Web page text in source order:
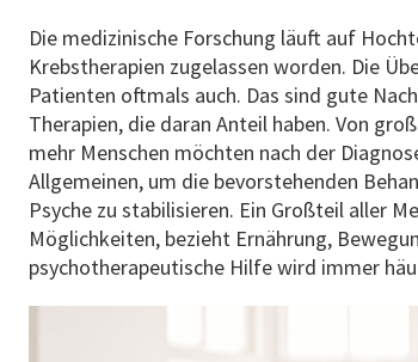
Die medizinische Forschung läuft auf
Krebstherapien zugelassen worden. Die
Patienten oftmals auch. Das sind gute
Therapien, die daran Anteil haben. Von
mehr Menschen möchten nach der
Allgemeinen, um die bevorstehenden
Psyche zu stabilisieren. Ein Großteil aller
Möglichkeiten, bezieht Ernährung,
psychotherapeutische Hilfe wird immer